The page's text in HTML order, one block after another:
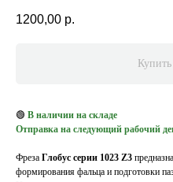
1200,00 р.
Купить
🟢 В наличии на складе
Отправка на следующий рабочий
Фреза Глобус серии 1023 Z3
формирования фальца и подготовки